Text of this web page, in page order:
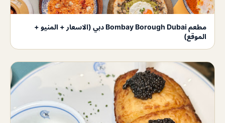
مطعم Bombay Borough Dubai دبي (الاسعار + المنيو +
الموقع)